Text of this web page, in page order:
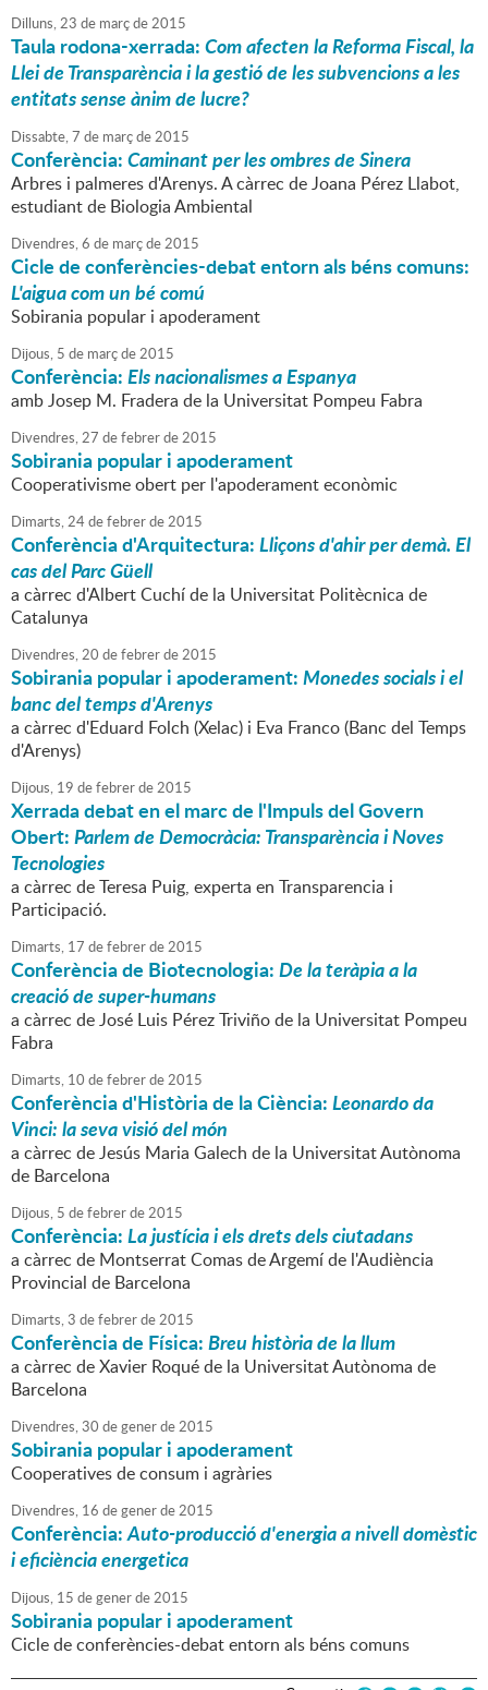
Dilluns,23 de marçde2015
Taula rodona-xerrada:Com afecten la Reforma Fiscal, la
Llei de Transparència i la gestió de les subvencions a les
entitats sense ànim de lucre?
Dissabte,7 de marçde2015
Conferència:Caminant per les ombres de Sinera
Arbres i palmeres d'Arenys. A càrrec de Joana Pérez Llabot,
estudiant de Biologia Ambiental
Divendres,6 de marçde2015
Cicle de conferències-debat entorn als béns comuns:
L'aigua com un bé comú
Sobirania popular i apoderament
Dijous, 5 de marçde2015
Conferència:Els nacionalismes a Espanya
amb Josep M. Fradera de la Universitat Pompeu Fabra
Divendres,27 defebrerde2015
Sobirania popular i apoderament
Cooperativisme obert per l'apoderament econòmic
Dimarts,24defebrerde2015
Conferència d'Arquitectura:Lliçons d'ahir per demà. El
cas del Parc Güell
a càrrec d'Albert Cuchí de la Universitat Politècnica de
Catalunya
Divendres,20 defebrerde2015
Sobirania popular i apoderament:Monedes socials i el
banc del temps d'Arenys
a càrrec d'Eduard Folch (Xelac) i Eva Franco (Banc del Temps
d'Arenys)
Dijous, 19 defebrerde2015
Xerrada debat en el marc de l'Impuls del Govern
Obert:Parlem de Democràcia: Transparència i Noves
Tecnologies
a càrrec de Teresa Puig, experta en Transparencia i
Participació.
Dimarts, 17 defebrerde2015
Conferència de Biotecnologia:De la teràpia a la
creació de super-humans
a càrrec de José Luis Pérez Triviño de la Universitat Pompeu
Fabra
Dimarts, 10 defebrerde2015
Conferència d'Història de la Ciència:Leonardo da
Vinci: la seva visió del món
a càrrec de Jesús Maria Galech de la Universitat Autònoma
de Barcelona
Dijous, 5 defebrerde2015
Conferència:La justícia i els drets dels ciutadans
a càrrec de Montserrat Comas de Argemí de l'Audiència
Provincial de Barcelona
Dimarts,3 defebrerde2015
Conferència de Física:Breu història de la llum
a càrrec de Xavier Roqué de la Universitat Autònoma de
Barcelona
Divendres,30 degenerde2015
Sobirania popular i apoderament
Cooperatives de consum i agràries
Divendres, 16 degenerde2015
Conferència:Auto-producció d'energia a nivell domèstic
i eficiència energetica
Dijous, 15 degenerde2015
Sobirania popular i apoderament
Cicle de conferències-debat entorn als béns comuns